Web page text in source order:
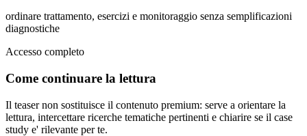
ordinare trattamento, esercizi e monitoraggio senza semplificazioni
diagnostiche
Accesso completo
Come continuare la lettura
Il teaser non sostituisce il contenuto premium: serve a orientare la
lettura, intercettare ricerche tematiche pertinenti e chiarire se il case
study e' rilevante per te.